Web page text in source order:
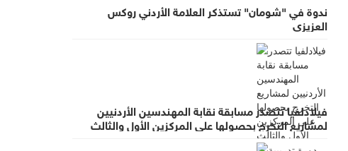
ندوة في "شومان" تستذكر العلامة الأردني روكس
العزيزي
فيلادلفيا تتصدر مسابقة نقابة المهندسين الأردنيين
لمشاريع التخرج بحصولها على المركزين الأول والثالث